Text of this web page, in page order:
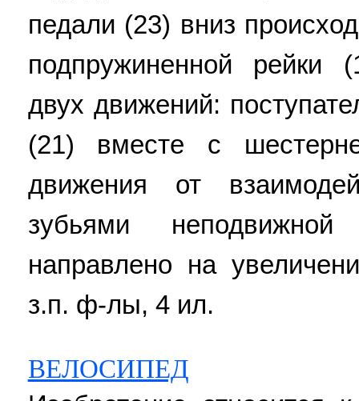
педали (23) вниз
подпружиненной рейки
двух движений:
(21) вместе с
движения от
зубьями
направлено на
з.п. ф-лы, 4 ил.
ВЕЛОСИПЕД